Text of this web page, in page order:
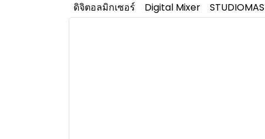
ดิจิตอลมิกเซอร์ Digital Mixer